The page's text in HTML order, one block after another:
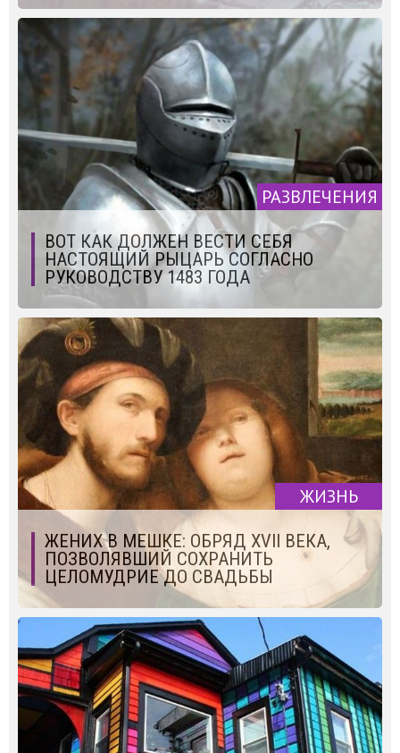
РАЗВЛЕЧЕНИЯ
ВОТ КАК ДОЛЖЕН ВЕСТИ СЕБЯ
НАСТОЯЩИЙ РЫЦАРЬ СОГЛАСНО
РУКОВОДСТВУ 1483 ГОДА
ЖИЗНЬ
ЖЕНИХ В МЕШКЕ: ОБРЯД XVII ВЕКА,
ПОЗВОЛЯВШИЙ СОХРАНИТЬ
ЦЕЛОМУДРИЕ ДО СВАДЬБЫ